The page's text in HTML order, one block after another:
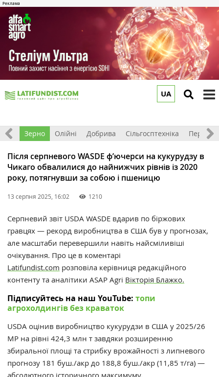
UA
Світ Зерно Олійні Добрива Сільгосптехніка
Після серпневого WASDE ф’ючерси на кукурудзу в
Чикаго обвалилися до найнижчих рівнів із 2020
року, потягнувши за собою і пшеницю
13 серпня 2025, 16:02 1210
Серпневий звіт USDA WASDE вдарив по біржових
гравцях — рекорд виробництва в США був у прогнозах,
але масштаби перевершили навіть найсміливіші
очікування. Про це в коментарі
Latifundist.com розповіла керівниця редакційного
контенту та аналітики ASAP Agri Вікторія Блажко.
Підписуйтесь на наш YouTube: топи
агрохолдингів без краваток
USDA оцінив виробництво кукурудзи в США у 2025/26
МР на рівні 424,3 млн т завдяки розширенню
збиральної площі та стрибку врожайності з липневого
прогнозу 181 буш./акр до 188,8 буш./акр (11,85 т/га) —